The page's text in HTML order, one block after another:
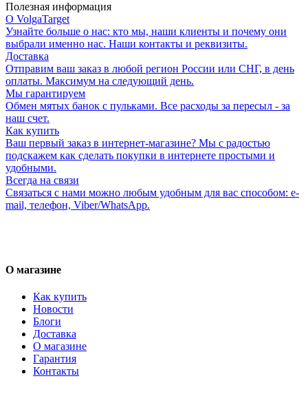
Полезная информация
О VolgaTarget
Узнайте больше о нас: кто мы, наши клиенты и почему они
выбрали именно нас. Наши контакты и реквизиты.
Доставка
Отправим ваш заказ в любой регион России или СНГ, в день
оплаты. Максимум на следующий день.
Мы гарантируем
Обмен мятых банок с пульками. Все расходы за пересыл - за
наш счет.
Как купить
Ваш первый заказ в интернет-магазине? Мы с радостью
подскажем как сделать покупки в интернете простыми и
удобными.
Всегда на связи
Связаться с нами можно любым удобным для вас способом: e-
mail, телефон, Viber/WhatsApp.
О магазине
Как купить
Новости
Блоги
Доставка
О магазине
Гарантия
Контакты